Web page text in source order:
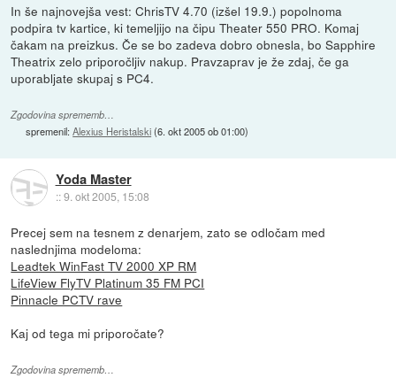
In še najnovejša vest: ChrisTV 4.70 (izšel 19.9.) popolnoma
podpira tv kartice, ki temeljijo na čipu Theater 550 PRO. Komaj
čakam na preizkus. Če se bo zadeva dobro obnesla, bo Sapphire
Theatrix zelo priporočljiv nakup. Pravzaprav je že zdaj, če ga
uporabljate skupaj s PC4.
Zgodovina sprememb…
spremenil:Alexius Heristalski(6. okt 2005 ob 01:00)
Yoda Master
::9. okt 2005, 15:08
Precej sem na tesnem z denarjem, zato se odločam med
naslednjima modeloma:
Leadtek WinFast TV 2000 XP RM
LifeView FlyTV Platinum 35 FM PCI
Pinnacle PCTV rave
Kaj od tega mi priporočate?
Zgodovina sprememb…